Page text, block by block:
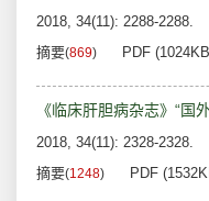
2018, 34(11): 2288-2288.
摘要(869) PDF
《临床肝胆病杂志》“国
2018, 34(11): 2328-2328.
摘要(1248) PDF